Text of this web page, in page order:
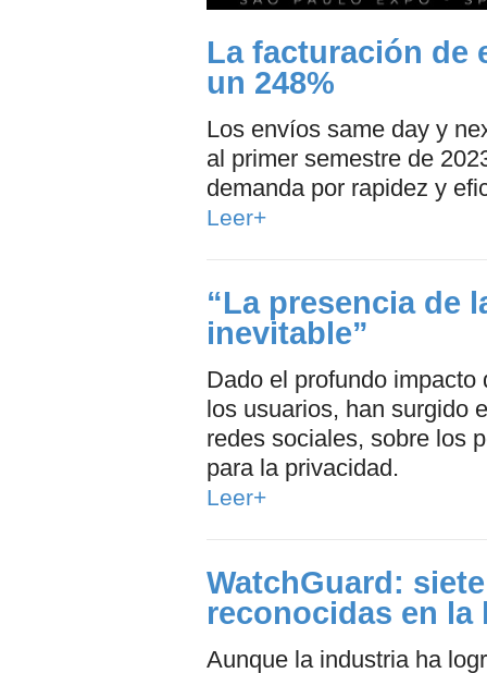
La facturación de
un 248%
Los envíos same day y
al primer semestre de
demanda por rapidez y
Leer+
“La presencia de
inevitable”
Dado el profundo
los usuarios, han surgido
redes sociales, sobre los
para la privacidad.
Leer+
WatchGuard:
reconocidas en la
Aunque la industria ha